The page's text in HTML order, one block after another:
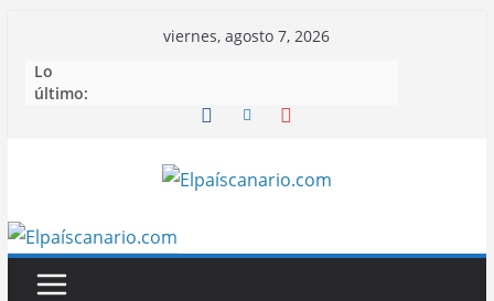
contenido
viernes, agosto 7, 2026
Lo
último: